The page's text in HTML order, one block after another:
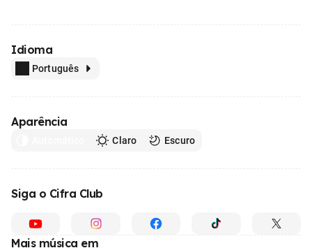
Idioma
Português
Aparência
Claro Escuro
Siga o Cifra Club
Mais música em